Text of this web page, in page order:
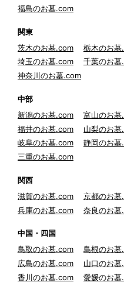
福島のお墓.com
関東
茨木のお墓.com
栃木のお
埼玉のお墓.com
千葉のお
神奈川のお墓.com
中部
新潟のお墓.com
富山のお
福井のお墓.com
山梨のお
岐阜のお墓.com
静岡のお
三重のお墓.com
関西
滋賀のお墓.com
京都のお
兵庫のお墓.com
奈良のお
中国・四国
鳥取のお墓.com
島根のお
広島のお墓.com
山口のお
香川のお墓.com
愛媛のお